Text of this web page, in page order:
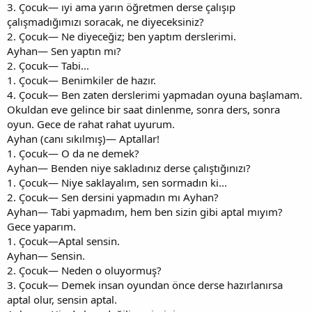
3. Çocuk— ıyi ama yarın öğretmen derse çalışıp
çalışmadığımızı soracak, ne diyeceksiniz?
2. Çocuk— Ne diyeceğiz; ben yaptım derslerimi.
Ayhan— Sen yaptın mı?
2. Çocuk— Tabi...
1. Çocuk— Benimkiler de hazır.
4. Çocuk— Ben zaten derslerimi yapmadan oyuna başlamam.
Okuldan eve gelince bir saat dinlenme, sonra ders, sonra
oyun. Gece de rahat rahat uyurum.
Ayhan (canı sıkılmış)— Aptallar!
1. Çocuk— O da ne demek?
Ayhan— Benden niye sakladınız derse çalıştığınızı?
1. Çocuk— Niye saklayalım, sen sormadın ki...
2. Çocuk— Sen dersini yapmadın mı Ayhan?
Ayhan— Tabi yapmadım, hem ben sizin gibi aptal mıyım?
Gece yaparım.
1. Çocuk—Aptal sensin.
Ayhan— Sensin.
2. Çocuk— Neden o oluyormuş?
3. Çocuk— Demek insan oyundan önce derse hazırlanırsa
aptal olur, sensin aptal.